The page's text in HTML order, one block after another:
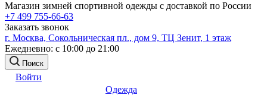
Магазин зимней спортивной одежды с доставкой по России
+7 499 755-66-63
Заказать звонок
г. Москва, Сокольническая пл., дом 9, ТЦ Зенит, 1 этаж
Ежедневно: с 10:00 до 21:00
Поиск
Войти
Одежда